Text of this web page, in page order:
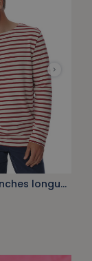
Marinière manches longues rouge brique